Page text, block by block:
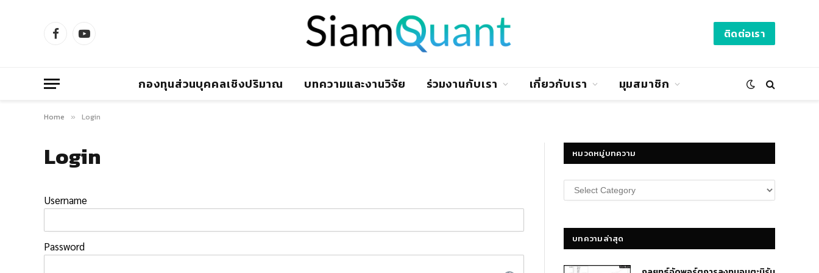
FacebookYouTube ติดต่อเรา
กองทุนส่วนบุคคลเชิงปริมาณ บทความและงานวิจัย ร่วมงานกับเรา เกี่ยวกับเรา มุมสมาชิก
Home » Login
Login
Username
Password
หมวดหมู่บทความ
หมวด
หมู่
บทความล่าสุด